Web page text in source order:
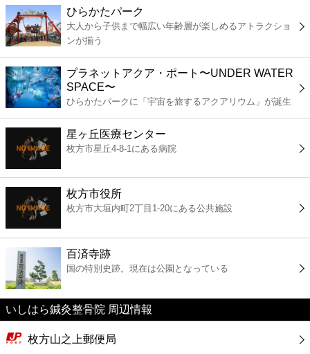
薬局
スーパー
エンタメ
レジャー
書店
ファミレス
カフェ
ショッピング
銀行
ひらかたパーク
大人から子供まで幅広い年齢層が楽しめるアトラクショ
ンが揃う
プラネットアクア・ポート〜UNDER WATER
SPACE〜
ひらかたパークに「宇宙を旅するアクアリウム」が誕生
星ヶ丘医療センター
枚方市星丘4-8-1にある病院
枚方市役所
枚方市大垣内町2丁目1-20にある公共施設
百済寺跡
国の特別史跡。現在は公園となっている
いしはら鍼灸整骨院 周辺情報
枚方山之上郵便局